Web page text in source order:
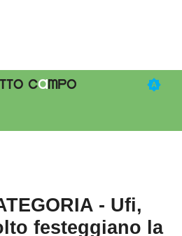
- Ufi,
festeggiano la